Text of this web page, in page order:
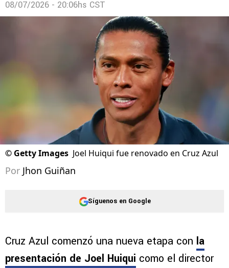
08/07/2026 - 20:06hs CST
© Getty Images Joel Huiqui fue renovado en Cruz Azul
Por Jhon Guiñan
Síguenos en Google
Cruz Azul comenzó una nueva etapa con la
presentación de Joel Huiqui como el director